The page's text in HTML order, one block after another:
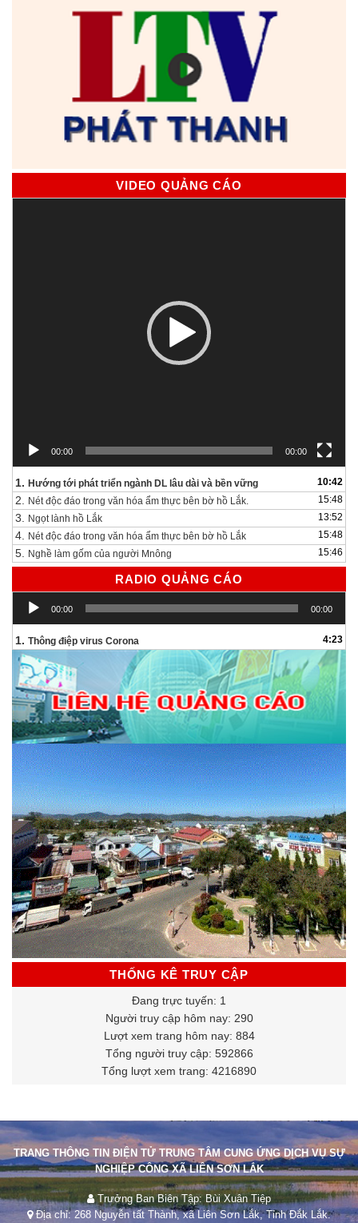
VIDEO QUẢNG CÁO
00:00 00:00
1. Hướng tới phát triển ngành DL lâu dài và bền vững 10:42
2. Nét độc đáo trong văn hóa ẩm thực bên bờ hồ Lắk. 15:48
3. Ngọt lành hồ Lắk 13:52
4. Nét độc đáo trong văn hóa ẩm thực bên bờ hồ Lắk 15:48
5. Nghề làm gốm của người Mnông 15:46
RADIO QUẢNG CÁO
Trình
chơi
00:00 00:00
1. Thông điệp virus Corona 4:23
THỐNG KÊ TRUY CẬP
Đang trực tuyến: 1
Người truy cập hôm nay: 290
Lượt xem trang hôm nay: 884
Tổng người truy cập: 592866
Tổng lượt xem trang: 4216890
TRANG THÔNG TIN ĐIỆN TỬ TRUNG TÂM CUNG ỨNG DỊCH VỤ SỰ
NGHIỆP CÔNG XÃ LIÊN SƠN LẮK
Trưởng Ban Biên Tập: Bùi Xuân Tiệp
Địa chỉ: 268 Nguyễn tất Thành, xã Liên Sơn Lắk, Tỉnh Đắk Lắk.